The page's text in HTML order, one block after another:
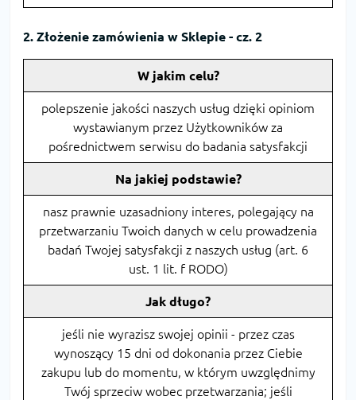
2. Złożenie zamówienia w Sklepie - cz. 2
W jakim celu?
polepszenie jakości naszych usług dzięki opiniom
wystawianym przez Użytkowników za
pośrednictwem serwisu do badania satysfakcji
Na jakiej podstawie?
nasz prawnie uzasadniony interes, polegający na
przetwarzaniu Twoich danych w celu prowadzenia
badań Twojej satysfakcji z naszych usług (art. 6
ust. 1 lit. f RODO)
Jak długo?
jeśli nie wyrazisz swojej opinii - przez czas
wynoszący 15 dni od dokonania przez Ciebie
zakupu lub do momentu, w którym uwzględnimy
Twój sprzeciw wobec przetwarzania; jeśli